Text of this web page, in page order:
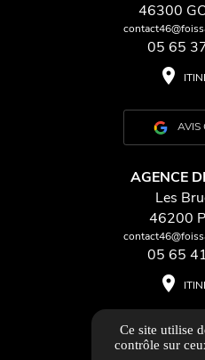
46300
05 65
place
AVIS
AGENCE
Les
46200
05 65
place
AVIS
Ce site utilise
contrôle sur